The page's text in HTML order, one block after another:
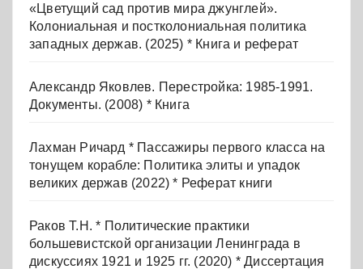
«Цветущий сад против мира джунглей».
Колониальная и постколониальная политика
западных держав. (2025) * Книга и реферат
Александр Яковлев. Перестройка: 1985-1991.
Документы. (2008) * Книга
Лахман Ричард * Пассажиры первого класса на
тонущем корабле: Политика элиты и упадок
великих держав (2022) * Реферат книги
Раков Т.Н. * Политические практики
большевистской организации Ленинграда в
дискуссиях 1921 и 1925 гг. (2020) * Диссертация